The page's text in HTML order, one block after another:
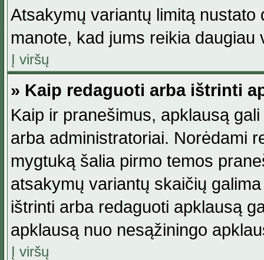
Atsakymų variantų limitą
manote, kad jums reikia daugiau
Į viršų
» Kaip redaguoti arba ištrinti
Kaip ir pranešimus, apklausą
arba administratoriai. Norėdami
mygtuką šalia pirmo temos
atsakymų variantų skaičių
ištrinti arba redaguoti apklausą
apklausą nuo nesąžiningo
Į viršų